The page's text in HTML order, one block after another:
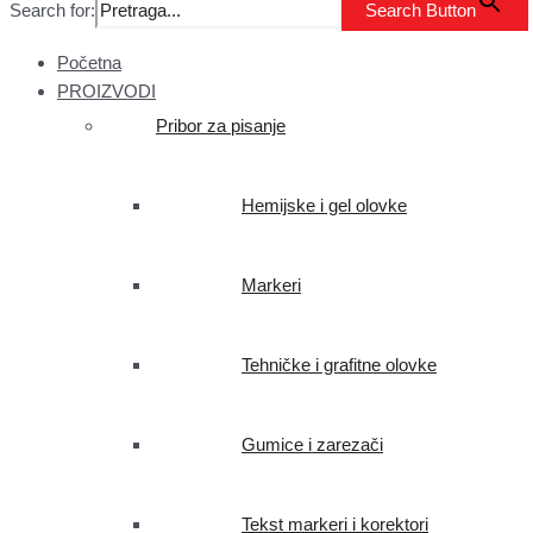
Search for: Search Button
Početna
PROIZVODI
Pribor za pisanje
Hemijske i gel olovke
Markeri
Tehničke i grafitne olovke
Gumice i zarezači
Tekst markeri i korektori